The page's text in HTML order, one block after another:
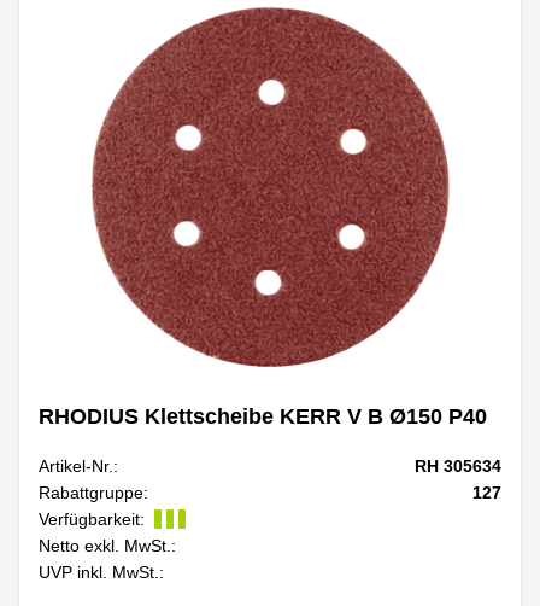
RHODIUS Klettscheibe KERR V B Ø150 P40
Artikel-Nr.:
RH 305634
Rabattgruppe:
127
Verfügbarkeit:
Netto exkl. MwSt.:
UVP inkl. MwSt.: